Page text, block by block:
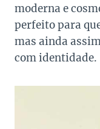
moderna e
perfeito para
mas ainda
com identidade.